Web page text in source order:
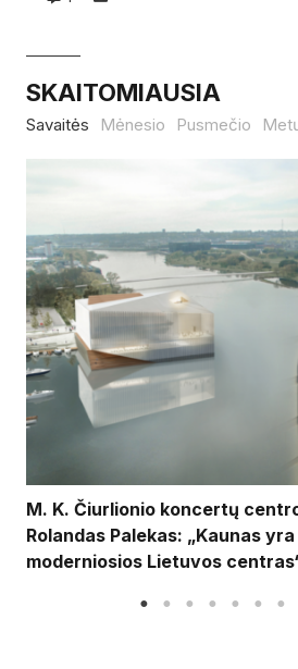
SKAITOMIAUSIA
Savaitės Mėnesio Pusmečio
M. K. Čiurlionio koncertų
Rolandas Palekas: „Kaunas
moderniosios Lietuvos